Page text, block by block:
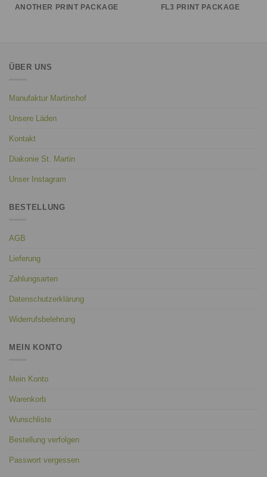
ANOTHER PRINT PACKAGE FL3 PRINT PACKAGE
ÜBER UNS
Manufaktur Martinshof
Unsere Läden
Kontakt
Diakonie St. Martin
Unser Instagram
BESTELLUNG
AGB
Lieferung
Zahlungsarten
Datenschutzerklärung
Widerrufsbelehrung
MEIN KONTO
Mein Konto
Warenkorb
Wunschliste
Bestellung verfolgen
Passwort vergessen